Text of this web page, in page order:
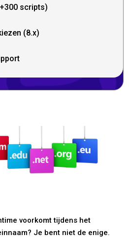
scripts)
(8.x)
voorkomt tijdens het
Je bent niet de enige.